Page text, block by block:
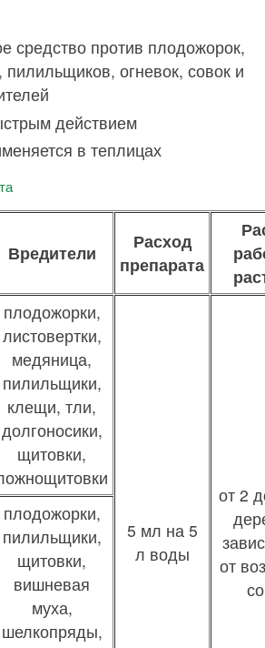
средство против плодожорок,
пилильщиков, огневок, совок и
действием
в теплицах
Вредители
Расход
препарата
плодожорки,
листовертки,
медяница,
пилильщики,
клещи, тли,
долгоносики,
щитовки,
5 мл на 5
л воды
от 2
от
плодожорки,
пилильщики,
щитовки,
вишневая
муха,
шелкопряды,